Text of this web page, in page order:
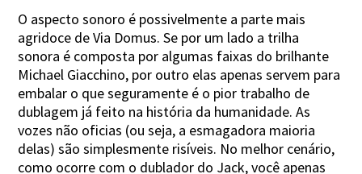
O aspecto sonoro é possivelmente a parte mais
agridoce de Via Domus. Se por um lado a trilha
sonora é composta por algumas faixas do brilhante
Michael Giacchino, por outro elas apenas servem para
embalar o que seguramente é o pior trabalho de
dublagem já feito na história da humanidade. As
vozes não oficias (ou seja, a esmagadora maioria
delas) são simplesmente risíveis. No melhor cenário,
como ocorre com o dublador do Jack, você apenas